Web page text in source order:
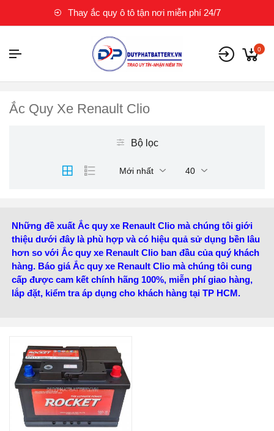
Thay ắc quy ô tô tận nơi miễn phí 24/7
0
Ắc Quy Xe Renault Clio
Bộ lọc
Mới nhất 40
Những đề xuất Ắc quy xe Renault Clio mà chúng tôi giới
thiệu dưới đây là phù hợp và có hiệu quả sử dụng bền lâu
hơn so với Ắc quy xe Renault Clio ban đầu của quý khách
hàng. Báo giá Ắc quy xe Renault Clio mà chúng tôi cung
cấp được cam kết chính hãng 100%, miễn phí giao hàng,
lắp đặt, kiểm tra áp dụng cho khách hàng tại TP HCM.
Thương hiệu ắc quy:
ROCKET
Điện thế (V):12 V
Dòng khởi động CCA
(A):